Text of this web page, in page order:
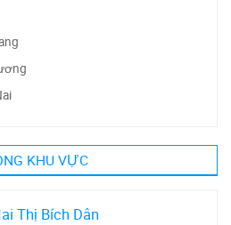
KHU VỰC
Thị Bích Dân